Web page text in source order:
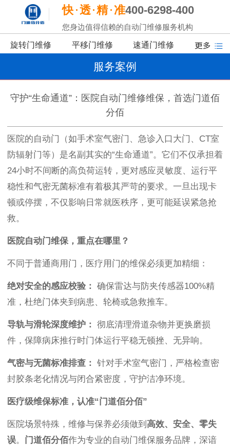
快 透 精 准400-6298-400
您身边值得信赖的自动门维修服务机构
旋转门维修 平移门维修 速通门维修
服务案例
守护“生命通道”：医院自动门维修维保，首选门道佰
分佰
医院的自动门（如手术室气密门、急诊入口大门、CT室
防辐射门等）是名副其实的“生命通道”。它们不仅承担着
24小时不间断的高负荷运转，更对感应灵敏度、运行平
稳性和气密无菌标准有着极其严苛的要求。一旦出现卡
顿或停摆，不仅影响日常就医秩序，更可能延误紧急抢
救。
医院自动门维保，重点在哪里？
不同于普通商用门，医疗用门的维保必须更加精细：
绝对安全的感应校验：
确保雷达与防夹传感器100%精
准，杜绝门体夹到病患、轮椅或急救推车。
导轨与滑轮深度维护：
彻底清理滑道杂物并更换磨损
件，保障病床推行时门体运行平稳无顿挫、无异响。
气密与无菌标准排查：
针对手术室气密门，严格检查密
封胶条老化情况与闭合紧密度，守护洁净环境。
医疗级维保标准，认准“门道佰分佰”
医院场景特殊，维修与保养必须做到 高效、安全、零失
误。 门道佰分佰作为专业的自动门维保服务品牌，深谙